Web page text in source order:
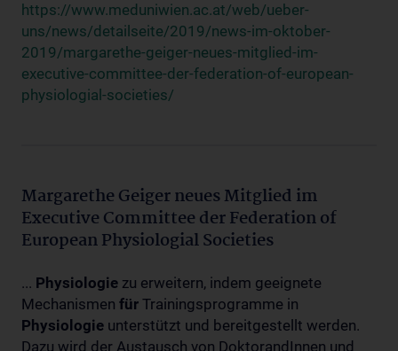
https://www.meduniwien.ac.at/web/ueber-
uns/news/detailseite/2019/news-im-oktober-
2019/margarethe-geiger-neues-mitglied-im-
executive-committee-der-federation-of-european-
physiologial-societies/
Margarethe Geiger neues Mitglied im
Executive Committee der Federation of
European Physiologial Societies
... Physiologie zu erweitern, indem geeignete
Mechanismen für Trainingsprogramme in
Physiologie unterstützt und bereitgestellt werden.
Dazu wird der Austausch von DoktorandInnen und